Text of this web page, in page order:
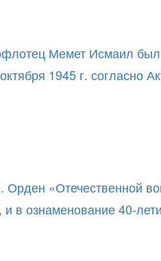
Мемет Исмаил был
1945 г. согласно
«Отечественной
в ознаменование 40-